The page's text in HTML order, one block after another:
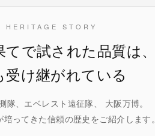
HERITAGE STORY
で試された品質は、
受け継がれている
隊、エベレスト遠征隊、 大阪万博。
ってきた信頼の歴史をご紹介します。